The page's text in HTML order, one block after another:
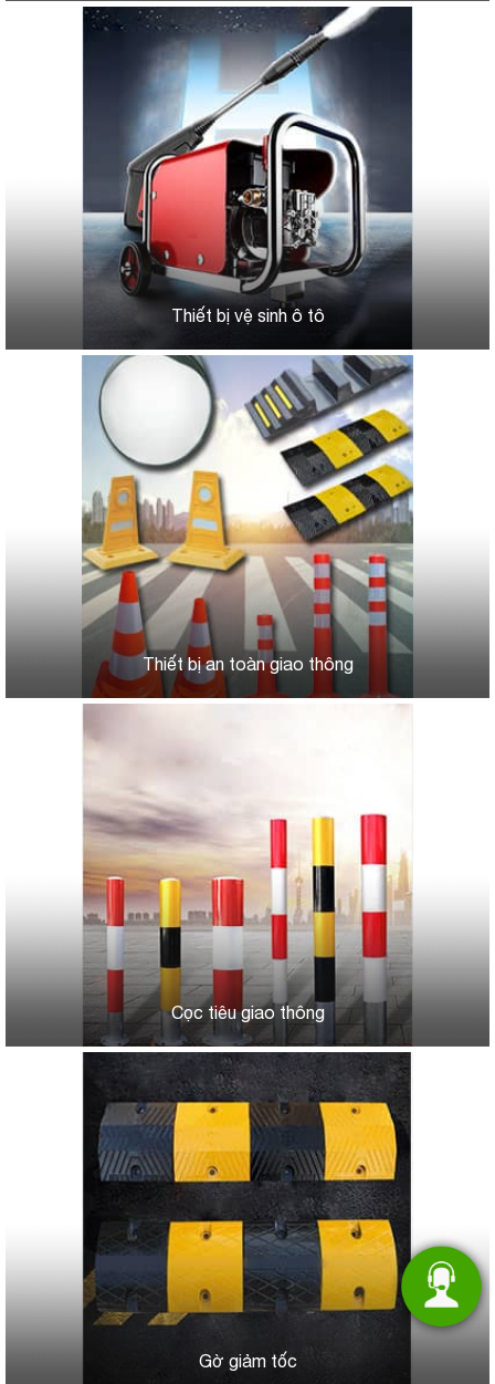
Thiết bị vệ sinh ô tô
Thiết bị an toàn giao thông
Cọc tiêu giao thông
Gờ giảm tốc